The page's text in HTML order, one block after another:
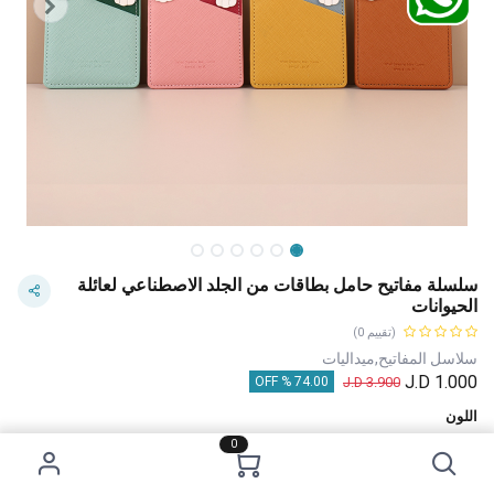
0
سلسلة مفاتيح حامل بطاقات من الجلد الاصطناعي لعائلة
الحيوانات
(تقييم 0)
سلاسل المفاتيح,ميداليات
1.000
3.900
J.D
74.00 % OFF
اللون